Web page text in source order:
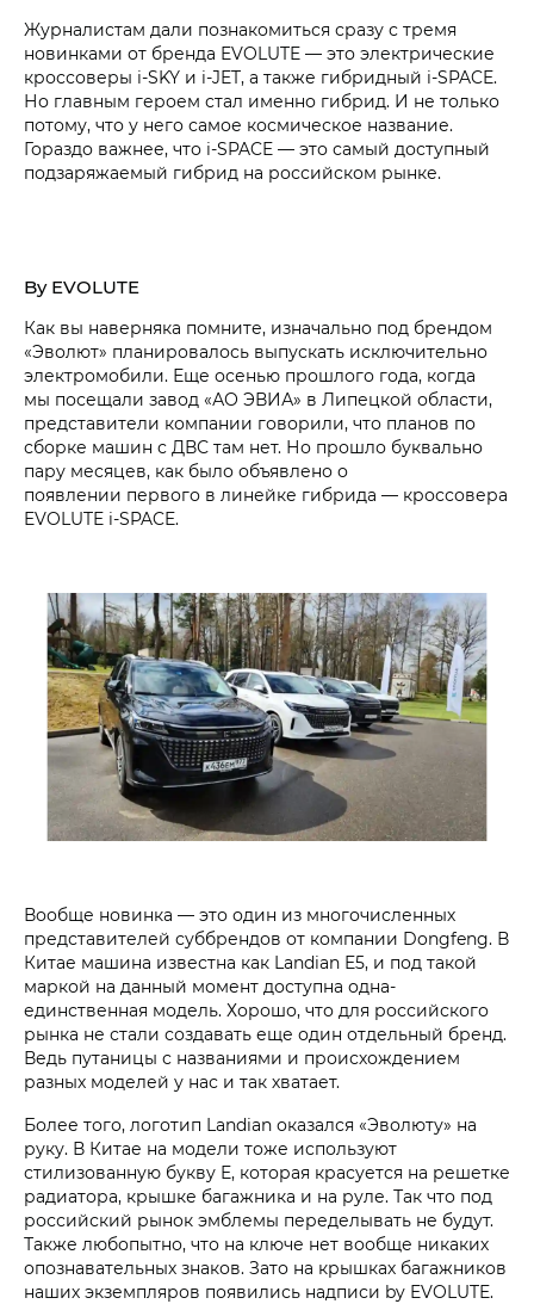
Журналистам дали познакомиться сразу с тремя
новинками от бренда EVOLUTE — это электрические
кроссоверы i‑SKY и i‑JET, а также гибридный i‑SPACE.
Но главным героем стал именно гибрид. И не только
потому, что у него самое космическое название.
Гораздо важнее, что i‑SPACE — это самый доступный
подзаряжаемый гибрид на российском рынке.
By EVOLUTE
Как вы наверняка помните, изначально под брендом
«Эволют» планировалось выпускать исключительно
электромобили. Еще осенью прошлого года, когда
мы посещали завод «АО ЭВИА» в Липецкой области,
представители компании говорили, что планов по
сборке машин с ДВС там нет. Но прошло буквально
пару месяцев, как было объявлено о
появлении первого в линейке гибрида — кроссовера
EVOLUTE i‑SPACE.
Вообще новинка — это один из многочисленных
представителей суббрендов от компании Dongfeng. В
Китае машина известна как Landian E5, и под такой
маркой на данный момент доступна одна-
единственная модель. Хорошо, что для российского
рынка не стали создавать еще один отдельный бренд.
Ведь путаницы с названиями и происхождением
разных моделей у нас и так хватает.
Более того, логотип Landian оказался «Эволюту» на
руку. В Китае на модели тоже используют
стилизованную букву E, которая красуется на решетке
радиатора, крышке багажника и на руле. Так что под
российский рынок эмблемы переделывать не будут.
Также любопытно, что на ключе нет вообще никаких
опознавательных знаков. Зато на крышках багажников
наших экземпляров появились надписи by EVOLUTE.